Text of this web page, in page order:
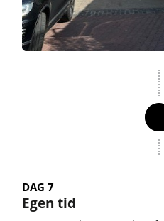
DAG 7
Egen tid